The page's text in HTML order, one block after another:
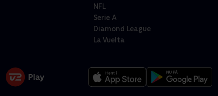
NFL
Serie A
Diamond League
La Vuelta